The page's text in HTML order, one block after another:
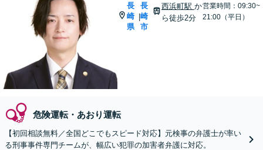
長
崎
県
|
長
崎
市
西浜町駅 か
ら徒歩2分
営業時間：09:30~
21:00（平日）
危険運転・あおり運転
【初回相談無料／全国どこでもスピード対応】元検事の弁護士が率い
る刑事事件専門チームが、幅広い犯罪の加害者弁護に対応。